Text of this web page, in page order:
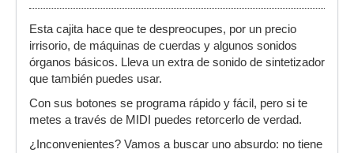
Esta cajita hace que te despreocupes, por un precio
irrisorio, de máquinas de cuerdas y algunos sonidos
órganos básicos. Lleva un extra de sonido de sintetizador
que también puedes usar.
Con sus botones se programa rápido y fácil, pero si te
metes a través de MIDI puedes retorcerlo de verdad.
¿Inconvenientes? Vamos a buscar uno absurdo: no tiene